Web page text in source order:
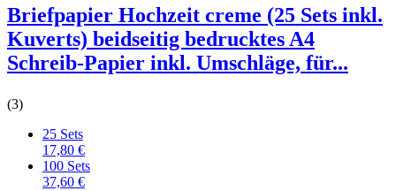
Briefpapier Hochzeit creme (25 Sets inkl.
Kuverts) beidseitig bedrucktes A4
Schreib-Papier inkl. Umschläge, für...
(3)
25 Sets
17,80 €
100 Sets
37,60 €